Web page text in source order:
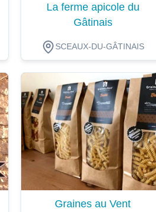
La ferme apicole du
Gâtinais
SCEAUX-DU-GÂTINAIS
Dégustation
Graines au Vent